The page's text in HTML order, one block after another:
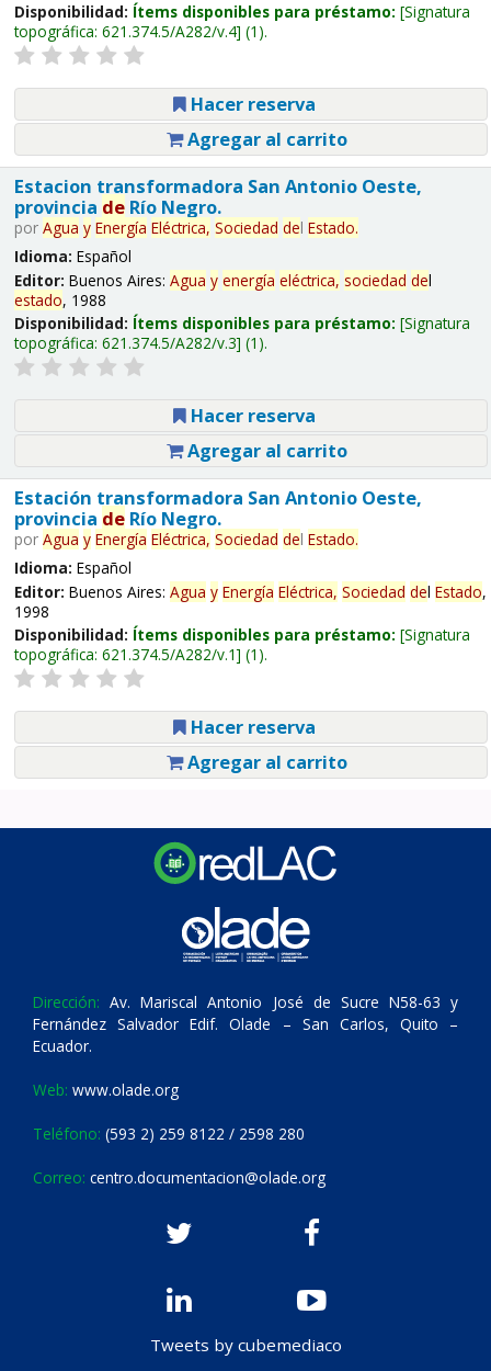
Disponibilidad: Ítems disponibles para préstamo: Signatura
topográfica: 621.374.5/A282/v.4 (1).
Hacer reserva
Agregar al carrito
Estacion transformadora San Antonio Oeste,
provincia deRío Negro.
por Agua y Energía Eléctrica, Sociedad del Estado.
Idioma: Español
Editor: Buenos Aires: Agua y energía eléctrica, sociedad del
estado, 1988
Disponibilidad: Ítems disponibles para préstamo: Signatura
topográfica: 621.374.5/A282/v.3 (1).
Hacer reserva
Agregar al carrito
Estación transformadora San Antonio Oeste,
provincia deRío Negro.
por Agua y Energía Eléctrica, Sociedad del Estado.
Idioma: Español
Editor: Buenos Aires: Agua y Energía Eléctrica, Sociedad del Estado,
1998
Disponibilidad: Ítems disponibles para préstamo: Signatura
topográfica: 621.374.5/A282/v.1 (1).
Hacer reserva
Agregar al carrito
Dirección: Av. Mariscal Antonio José de Sucre N58-63 y
Fernández Salvador Edif. Olade – San Carlos, Quito –
Ecuador.
Web: www.olade.org
Teléfono: (593 2) 259 8122 / 2598 280
Correo: centro.documentacion@olade.org
Tweets by cubemediaco